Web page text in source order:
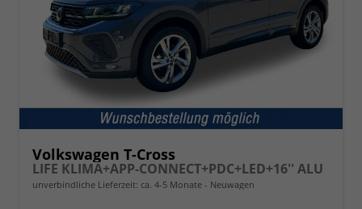
Volkswagen T-Cross
LIFE KLIMA+APP-CONNECT+PDC+LED+16'' ALU
unverbindliche Lieferzeit: ca. 4-5 Monate Neuwagen